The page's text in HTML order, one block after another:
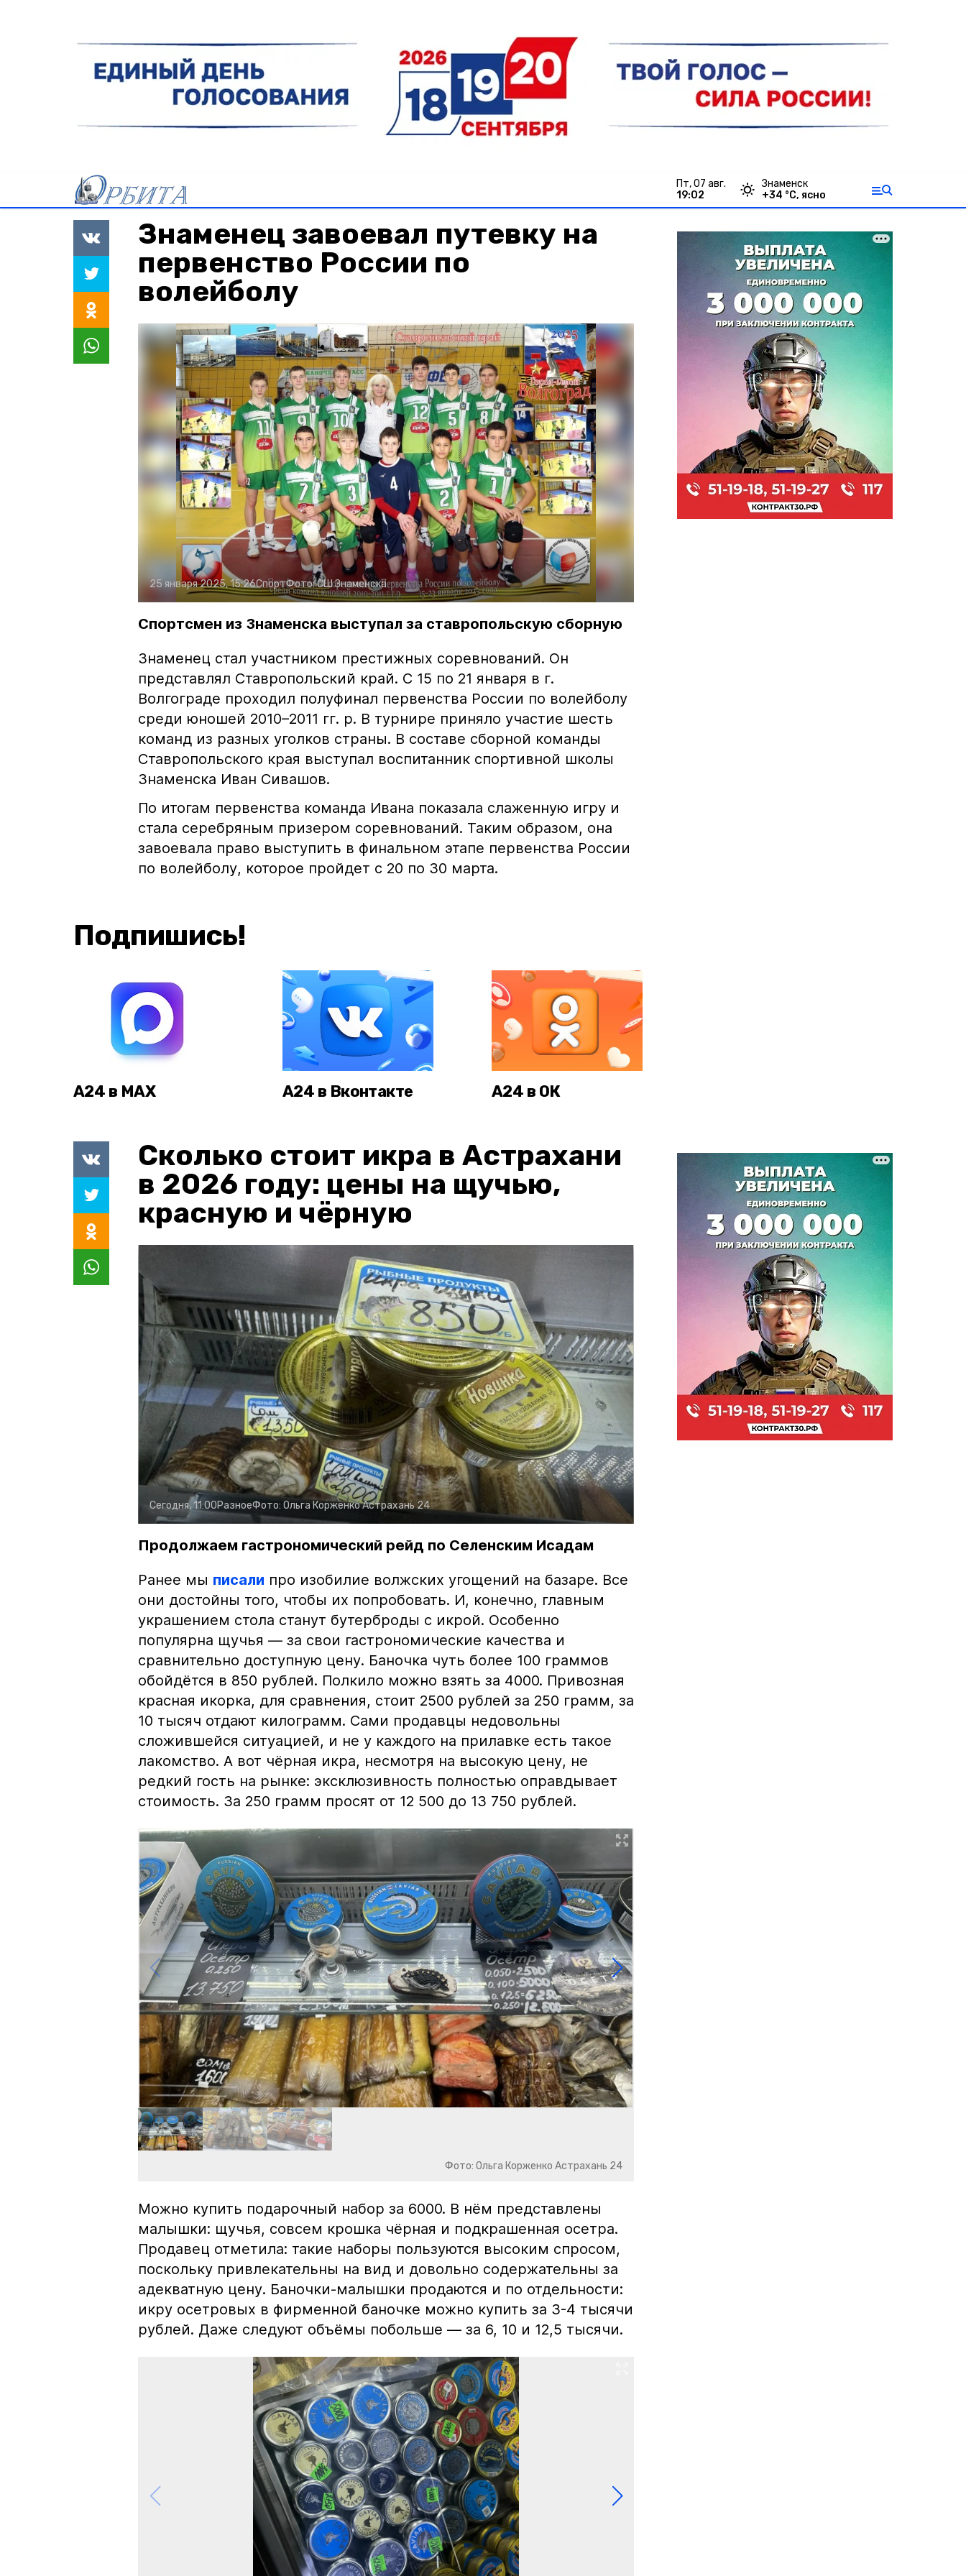
пт, 07 авг.
19:02
Знаменск
+34 °С, ясно
Знаменец завоевал путевку на
первенство России по
волейболу
25 января 2025, 15:26СпортФото:СШ Знаменска
Спортсмен из Знаменска выступал за ставропольскую сборную
Знаменец стал участником престижных соревнований. Он
представлял Ставропольский край. С 15 по 21 января в г.
Волгограде проходил полуфинал первенства России по волейболу
среди юношей 2010–2011 гг. р. В турнире приняло участие шесть
команд из разных уголков страны. В составе сборной команды
Ставропольского края выступал воспитанник спортивной школы
Знаменска Иван Сивашов.
По итогам первенства команда Ивана показала слаженную игру и
стала серебряным призером соревнований. Таким образом, она
завоевала право выступить в финальном этапе первенства России
по волейболу, которое пройдет с 20 по 30 марта.
Подпишись!
А24 в MAX А24 в Вконтакте А24 в ОК
Сколько стоит икра в Астрахани
в 2026 году: цены на щучью,
красную и чёрную
Сегодня, 11:00РазноеФото: Ольга КорженкоАстрахань 24
Продолжаем гастрономический рейд по Селенским Исадам
Ранее мы писали про изобилие волжских угощений на базаре. Все
они достойны того, чтобы их попробовать. И, конечно, главным
украшением стола станут бутерброды с икрой. Особенно
популярна щучья — за свои гастрономические качества и
сравнительно доступную цену. Баночка чуть более 100 граммов
обойдётся в 850 рублей. Полкило можно взять за 4000. Привозная
красная икорка, для сравнения, стоит 2500 рублей за 250 грамм, за
10 тысяч отдают килограмм. Сами продавцы недовольны
сложившейся ситуацией, и не у каждого на прилавке есть такое
лакомство. А вот чёрная икра, несмотря на высокую цену, не
редкий гость на рынке: эксклюзивность полностью оправдывает
стоимость. За 250 грамм просят от 12 500 до 13 750 рублей.
Фото: Ольга Корженко Астрахань 24
Можно купить подарочный набор за 6000. В нём представлены
малышки: щучья, совсем крошка чёрная и подкрашенная осетра.
Продавец отметила: такие наборы пользуются высоким спросом,
поскольку привлекательны на вид и довольно содержательны за
адекватную цену. Баночки-малышки продаются и по отдельности:
икру осетровых в фирменной баночке можно купить за 3-4 тысячи
рублей. Даже следуют объёмы побольше — за 6, 10 и 12,5 тысячи.